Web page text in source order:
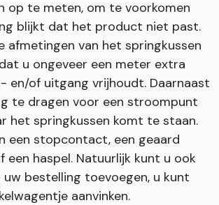
op te meten, om te voorkomen
blijkt dat het product niet past.
afmetingen van het springkussen
u ongeveer een meter extra
en/of uitgang vrijhoudt. Daarnaast
te dragen voor een stroompunt
het springkussen komt te staan.
een stopcontact, een geaard
een haspel. Natuurlijk kunt u ook
uw bestelling toevoegen, u kunt
aanvinken.